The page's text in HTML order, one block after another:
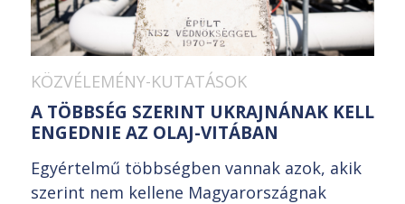
KÖZVÉLEMÉNY-KUTATÁSOK
A TÖBBSÉG SZERINT UKRAJNÁNAK KELL
ENGEDNIE AZ OLAJ-VITÁBAN
Egyértelmű többségben vannak azok, akik
szerint nem kellene Magyarországnak